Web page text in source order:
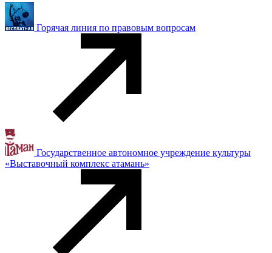
Горячая линия по правовым вопросам
Государственное автономное учреждение культуры
«Выставочный комплекс атамань»